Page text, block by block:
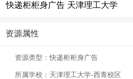
快递柜柜身广告 天津理工大学
资源属性
资源类型：快递柜柜身广告
所属学校： 天津理工大学-西青校区